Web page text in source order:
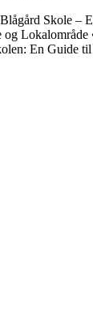
Blågård Skole –
og Lokalområde
En Guide